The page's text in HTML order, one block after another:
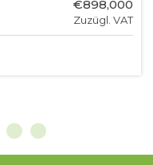
€898,000
Zuzügl. VAT